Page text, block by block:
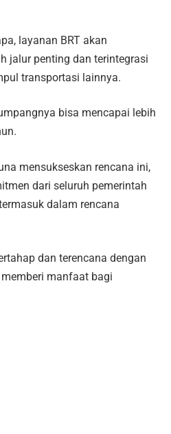
layanan BRT akan
jalur penting dan terintegrasi
transportasi lainnya.
bisa mencapai lebih
mensukseskan rencana ini,
dari seluruh pemerintah
dalam rencana
dan terencana dengan
manfaat bagi